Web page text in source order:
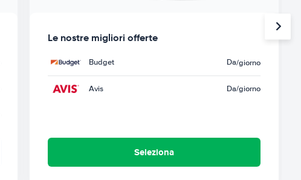
Le nostre migliori offerte
Budget Da/giorno
Avis Da/giorno
Seleziona